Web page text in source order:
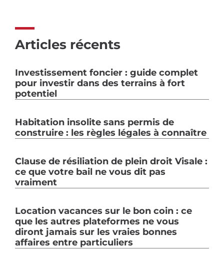
Articles récents
Investissement foncier : guide complet
pour investir dans des terrains à fort
potentiel
Habitation insolite sans permis de
construire : les règles légales à connaître
Clause de résiliation de plein droit Visale :
ce que votre bail ne vous dit pas
vraiment
Location vacances sur le bon coin : ce
que les autres plateformes ne vous
diront jamais sur les vraies bonnes
affaires entre particuliers